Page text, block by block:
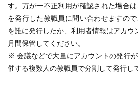
す。万が一不正利用が確認された場合
を発行した教職員に問い合わせますの
を誰に発行したか、利用者情報はアカウ
月間保管してください。
※ 会議などで大量にアカウントの発行
催する複数人の教職員で分割して発行し